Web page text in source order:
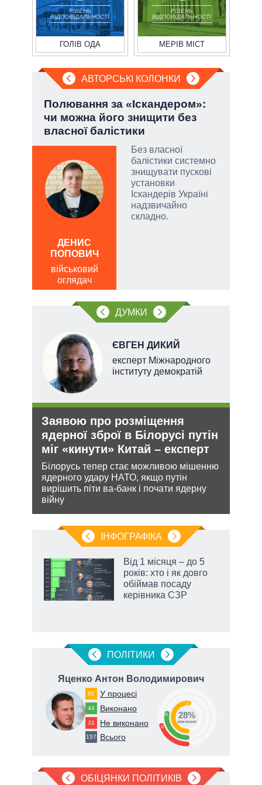
РІВЕНЬ
ВІДПОВІДАЛЬНОСТІ
ГОЛІВ ОДА
РІВЕНЬ
ВІДПОВІДАЛЬНОСТІ
МЕРІВ МІСТ
АВТОРСЬКІ КОЛОНКИ
Полювання за «Іскандером»:
чи можна його знищити без
власної балістики
Без власної
балістики системно
знищувати пускові
установки
Іскандерів Україні
надзвичайно
складно.
ДЕНИС
ПОПОВИЧ
військовий
оглядач
ДУМКИ
ЄВГЕН ДИКИЙ
експерт Міжнародного
інституту демократій
Заявою про розміщення
ядерної зброї в Білорусі путін
міг «кинути» Китай – експерт
Білорусь тепер стає можливою мішенню
ядерного удару НАТО, якщо путін
вирішить піти ва-банк і почати ядерну
війну
ІНФОГРАФІКА
Від 1 місяця – до 5
років: хто і як довго
обіймав посаду
керівника СЗР
ПОЛIТИКИ
Яценко Антон Володимирович
82 У процесі
44 Виконано
31 Не виконано
157 Всього
20
28
52
28%
виконано
ОБІЦЯНКИ ПОЛІТИКІВ